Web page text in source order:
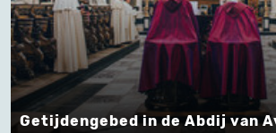
Getijdengebed in de Abdij van